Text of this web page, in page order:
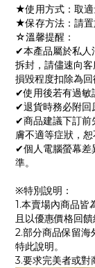
★使用方式：取適
★保存方法：請置
☆溫馨提醒：
✔本產品屬於私人
拆封，請儘速向
損毀程度扣除為
✔使用後若有過敏
✔退貨時務必附回
✔商品建議下訂前
膚不適等症狀，恕
✔個人電腦螢幕差
準。
※特別說明：
1.本賣場內商品皆
且以優惠價格回饋
2.部分商品保留海
特此說明。
3.要求完美者或對